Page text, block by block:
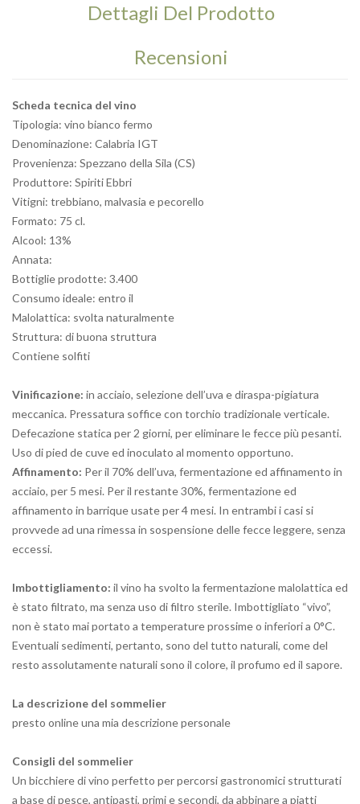
Dettagli Del Prodotto
Recensioni
Scheda tecnica del vino
Tipologia: vino bianco fermo
Denominazione: Calabria IGT
Provenienza: Spezzano della Sila (CS)
Produttore: Spiriti Ebbri
Vitigni: trebbiano, malvasia e pecorello
Formato: 75 cl.
Alcool: 13%
Annata:
Bottiglie prodotte: 3.400
Consumo ideale: entro il
Malolattica: svolta naturalmente
Struttura: di buona struttura
Contiene solfiti
Vinificazione: in acciaio, selezione dell’uva e diraspa-pigiatura
meccanica. Pressatura soffice con torchio tradizionale verticale.
Defecazione statica per 2 giorni, per eliminare le fecce più pesanti.
Uso di pied de cuve ed inoculato al momento opportuno.
Affinamento: Per il 70% dell’uva, fermentazione ed affinamento in
acciaio, per 5 mesi. Per il restante 30%, fermentazione ed
affinamento in barrique usate per 4 mesi. In entrambi i casi si
provvede ad una rimessa in sospensione delle fecce leggere, senza
eccessi.
Imbottigliamento: il vino ha svolto la fermentazione malolattica ed
è stato filtrato, ma senza uso di filtro sterile. Imbottigliato “vivo”,
non è stato mai portato a temperature prossime o inferiori a 0°C.
Eventuali sedimenti, pertanto, sono del tutto naturali, come del
resto assolutamente naturali sono il colore, il profumo ed il sapore.
La descrizione del sommelier
presto online una mia descrizione personale
Consigli del sommelier
Un bicchiere di vino perfetto per percorsi gastronomici strutturati
a base di pesce, antipasti, primi e secondi, da abbinare a piatti